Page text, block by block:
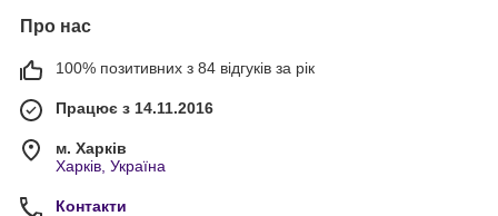
Про нас
100% позитивних з 84 відгуків за рік
Працює з 14.11.2016
м. Харків
Харків, Україна
Контакти